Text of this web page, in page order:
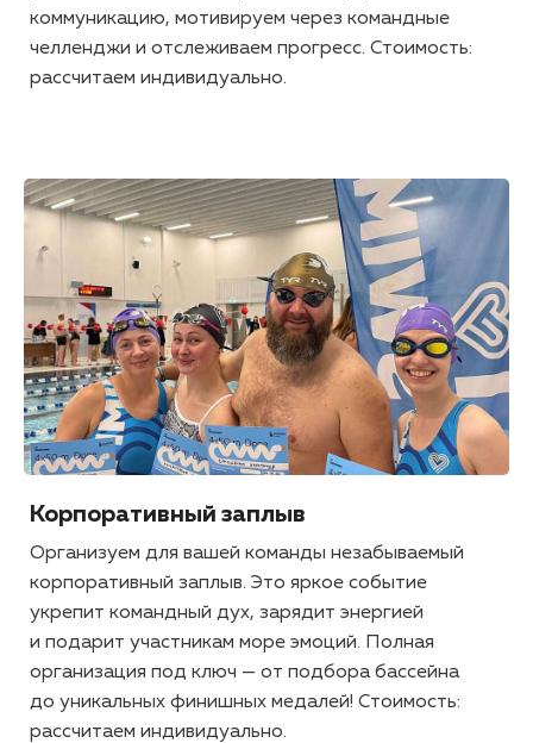
коммуникацию, мотивируем через командные
челленджи и отслеживаем прогресс. Стоимость:
рассчитаем индивидуально.
Корпоративный заплыв
Организуем для вашей команды незабываемый
корпоративный заплыв. Это яркое событие
укрепит командный дух, зарядит энергией
и подарит участникам море эмоций. Полная
организация под ключ — от подбора бассейна
до уникальных финишных медалей! Стоимость:
рассчитаем индивидуально.